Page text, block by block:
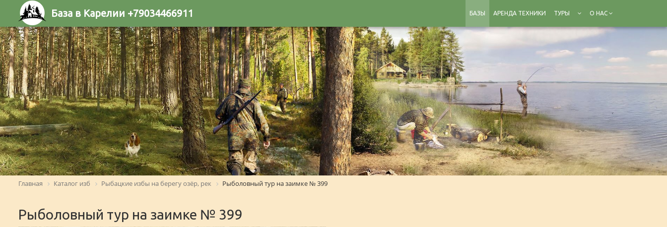
База в Карелии +79034466911 БАЗЫ АРЕНДА ТЕХНИКИ ТУРЫ О НАС
Главная Каталог изб Рыбацкие избы на берегу озёр, рек Рыболовный тур на заимке № 399
Рыболовный тур на заимке № 399